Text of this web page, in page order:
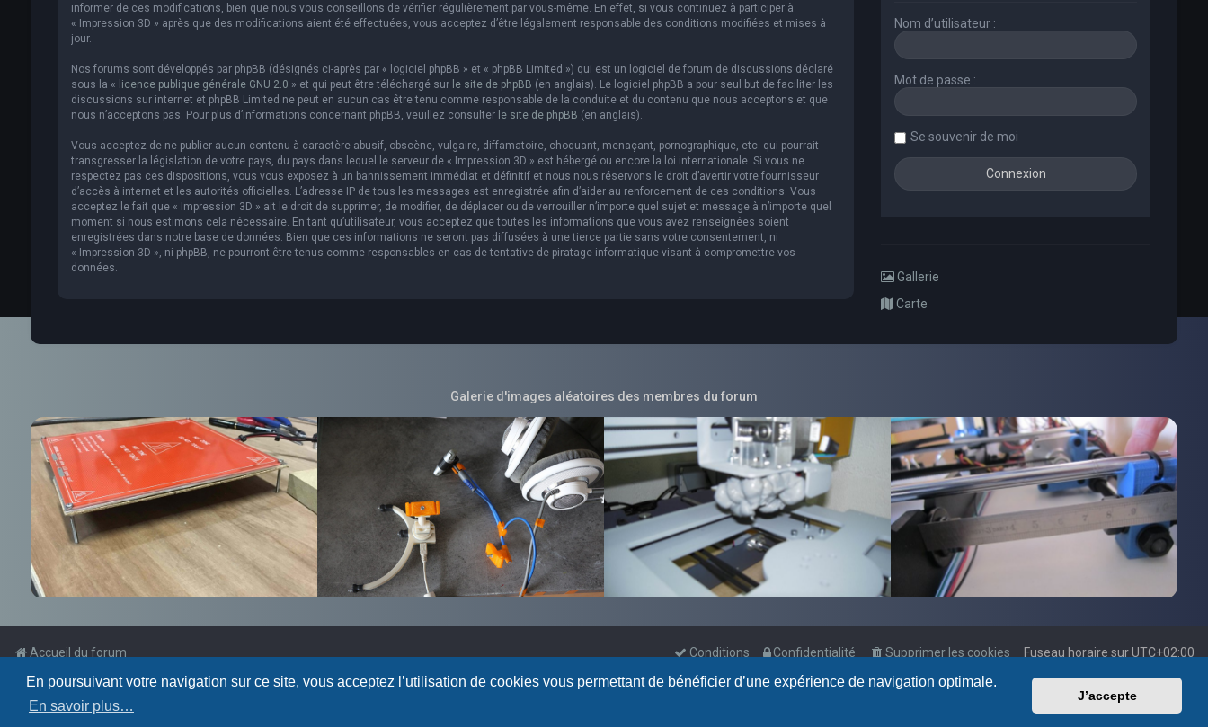
En poursuivant votre navigation sur ce site, vous acceptez l’utilisation de cookies vous permettant de bénéficier d’une expérience de navigation optimale.
En savoir plus…
J’accepte
informer de ces modifications, bien que nous vous conseillons de vérifier régulièrement par vous-même. En effet, si vous continuez à participer à
« Impression 3D » après que des modifications aient été effectuées, vous acceptez d’être légalement responsable des conditions modifiées et mises à
jour.
Nos forums sont développés par phpBB (désignés ci-après par « logiciel phpBB » et « phpBB Limited ») qui est un logiciel de forum de discussions déclaré
sous la « licence publique générale GNU 2.0 » et qui peut être téléchargé sur le site de phpBB (en anglais). Le logiciel phpBB a pour seul but de faciliter les
discussions sur internet et phpBB Limited ne peut en aucun cas être tenu comme responsable de la conduite et du contenu que nous acceptons et que
nous n’acceptons pas. Pour plus d’informations concernant phpBB, veuillez consulter le site de phpBB (en anglais).
Vous acceptez de ne publier aucun contenu à caractère abusif, obscène, vulgaire, diffamatoire, choquant, menaçant, pornographique, etc. qui pourrait
transgresser la législation de votre pays, du pays dans lequel le serveur de « Impression 3D » est hébergé ou encore la loi internationale. Si vous ne
respectez pas ces dispositions, vous vous exposez à un bannissement immédiat et définitif et nous nous réservons le droit d’avertir votre fournisseur
d’accès à internet et les autorités officielles. L’adresse IP de tous les messages est enregistrée afin d’aider au renforcement de ces conditions. Vous
acceptez le fait que « Impression 3D » ait le droit de supprimer, de modifier, de déplacer ou de verrouiller n’importe quel sujet et message à n’importe quel
moment si nous estimons cela nécessaire. En tant qu’utilisateur, vous acceptez que toutes les informations que vous avez renseignées soient
enregistrées dans notre base de données. Bien que ces informations ne seront pas diffusées à une tierce partie sans votre consentement, ni
« Impression 3D », ni phpBB, ne pourront être tenus comme responsables en cas de tentative de piratage informatique visant à compromettre vos
données.
Nom d’utilisateur :
Mot de passe :
Se souvenir de moi
Gallerie
Carte
Galerie d'images aléatoires des membres du forum
Accueil du forum Fuseau horaire surUTC+02:00
Supprimer les cookies
Confidentialité
Conditions
Powered by phpBB
Traduction française officielle